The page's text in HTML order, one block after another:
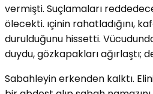
vermişti. Suçlamaları
ölecekti. ıçinin rahatladığını,
durulduğunu hissetti.
duydu, gözkapakları ağırlaştı;
Sabahleyin erkenden kalktı.